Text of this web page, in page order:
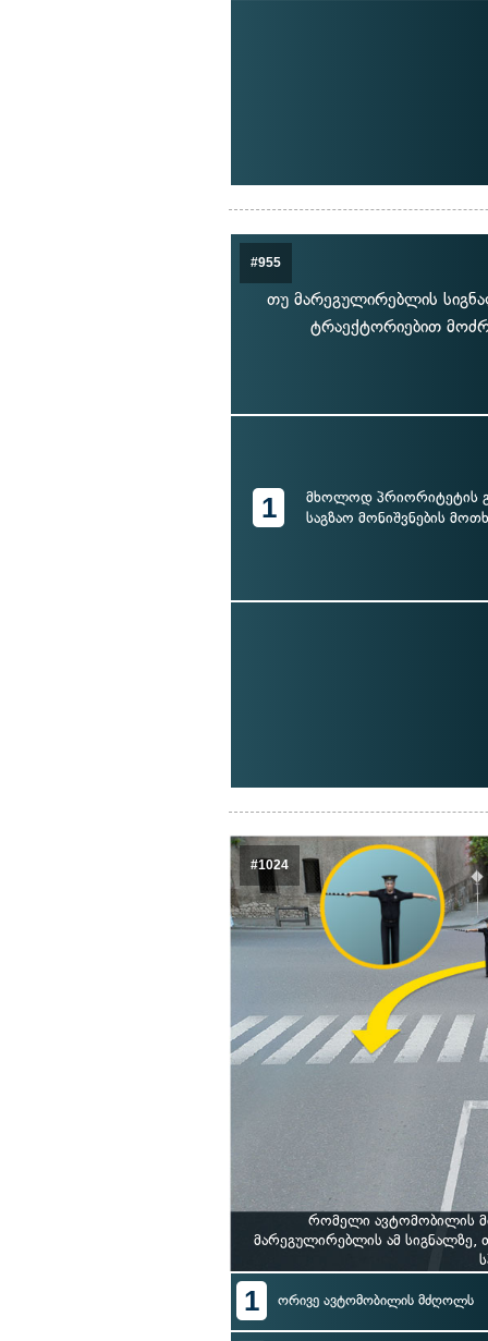
#955
თუ მარეგულირებლის
ტრაექტორიებით
1
მხოლოდ პრიორიტეტის
საგზაო მონიშვნების
#1024
რომელი ავტომობილის
მარეგულირებლის ამ
1 ორივე ავტომობილის მძღოლს